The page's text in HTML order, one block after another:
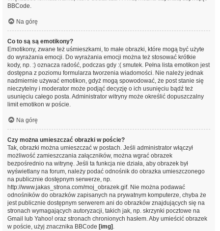
BBCode.
Na górę
Co to są są emotikony?
Emotikony, zwane też uśmieszkami, to małe obrazki, które mogą być użyte
do wyrażania emocji. Do wyrażania emocji można też stosować krótkie
kody, np. :) oznacza radość, podczas gdy :( smutek. Pełna lista emotikon jest
dostępna z poziomu formularza tworzenia wiadomości. Nie należy jednak
nadmiernie używać emotikon, gdyż mogą spowodować, że post stanie się
nieczytelny i moderator może podjąć decyzję o ich usunięciu bądź też
usunięciu całego posta. Administrator witryny może określić dopuszczalny
limit emotikon w poście.
Na górę
Czy można umieszczać obrazki w poście?
Tak, obrazki można umieszczać w postach. Jeśli administrator włączył
możliwość zamieszczania załączników, można wgrać obrazek
bezpośrednio na witrynę. Jeśli ta funkcja nie działa, aby obrazek był
wyświetlany na forum, należy podać odnośnik do obrazka umieszczonego
na publicznie dostępnym serwerze, np.
http://www.jakas_strona.com/moj_obrazek.gif. Nie można podawać
odnośników do obrazków zapisanych na prywatnym komputerze, chyba że
jest publicznie dostępnym serwerem ani do obrazków znajdujących się na
stronach wymagających autoryzacji, takich jak, np. skrzynki pocztowe na
Gmail lub Yahoo! oraz stronach chronionych hasłem. Aby umieścić obrazek
w poście, użyj znacznika BBCode [img] .